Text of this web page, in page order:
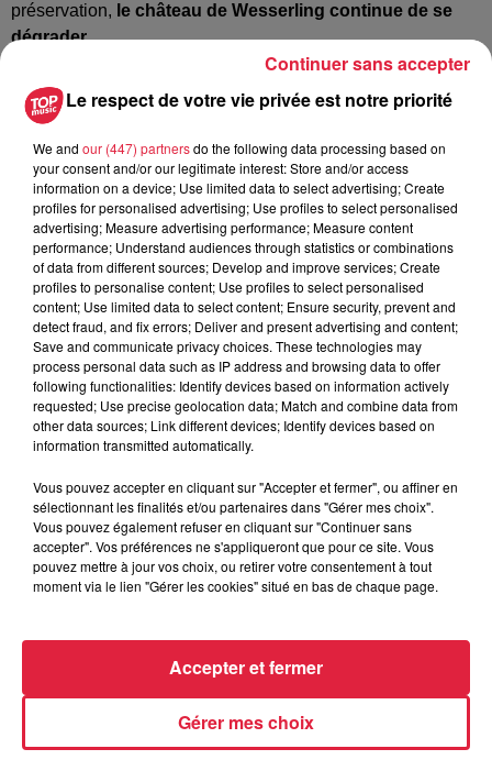
préservation, le château de Wesserling continue de se
dégrader.
> Montant des travaux : 2.861.000€ / Collecte : 36.000 sur 50.000€ /
435.000€ de la Mission Patrimoine
Synagogue de Thann
Restauration de la synagogue de Thann aux décors néo-
byzantins époustouflants et inscrite au titre des
Monuments historiques depuis 2016. Après la mise hors
d’eau, le Consistoire a pour projet derestaurer les
coupoles de la travée droite, le mikvé (bain rituel), la
toiture et les vitrauxgrandement endommagés.
> Montant des travaux : 141.864€ / Collecte : 30.000 sur 38.000€ /
35.000€ de la Mission Patrimoine
Ecluse Le Corbusier de Kembs – Niffer
Monument historique depuis 2005. Les deux bâtiments, une
tour de contrôle et un bâtiment administratif, ont étéconçus
par Le Corbusier dans le cadre de l’une des rares
> Montant des travaux : 854.000€ / Collecte : 14.900 sur 50.000€ /
150.000€ de la Mission Patrimoine
Le respect de votre vie privée est notre priorité
We and our (447) partnersdo the following data processing based on
your consent and/or our legitimate interest: Store and/or access
information on a device; Use limited data to select advertising; Create
profiles for personalised advertising; Use profiles to select personalised
advertising; Measure advertising performance; Measure content
performance; Understand audiences through statistics or combinations
of data from different sources; Develop and improve services; Create
profiles to personalise content; Use profiles to select personalised
content; Use limited data to select content; Ensure security, prevent and
detect fraud, and fix errors; Deliver and present advertising and content;
Save and communicate privacy choices. These technologies may
process personal data such as IP address and browsing data to offer
following functionalities: Identify devices based on information actively
requested; Use precise geolocation data; Match and combine data from
other data sources; Link different devices; Identify devices based on
information transmitted automatically.
Vous pouvez accepter en cliquant sur "Accepter et fermer", ou affiner en
sélectionnant les finalités et/ou partenaires dans "Gérer mes choix".
Vous pouvez également refuser en cliquant sur "Continuer sans
accepter". Vos préférences ne s'appliqueront que pour ce site. Vous
pouvez mettre à jour vos choix, ou retirer votre consentement à tout
moment via le lien "Gérer les cookies" situé en bas de chaque page.
Gérer mes choix
Accepter et fermer
Continuer sans accepter